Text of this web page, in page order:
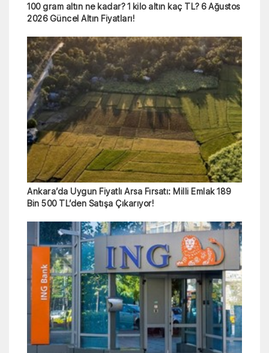
100 gram altın ne kadar? 1 kilo altın kaç TL? 6 Ağustos
2026 Güncel Altın Fiyatları!
Ankara’da Uygun Fiyatlı Arsa Fırsatı: Milli Emlak 189
Bin 500 TL’den Satışa Çıkarıyor!